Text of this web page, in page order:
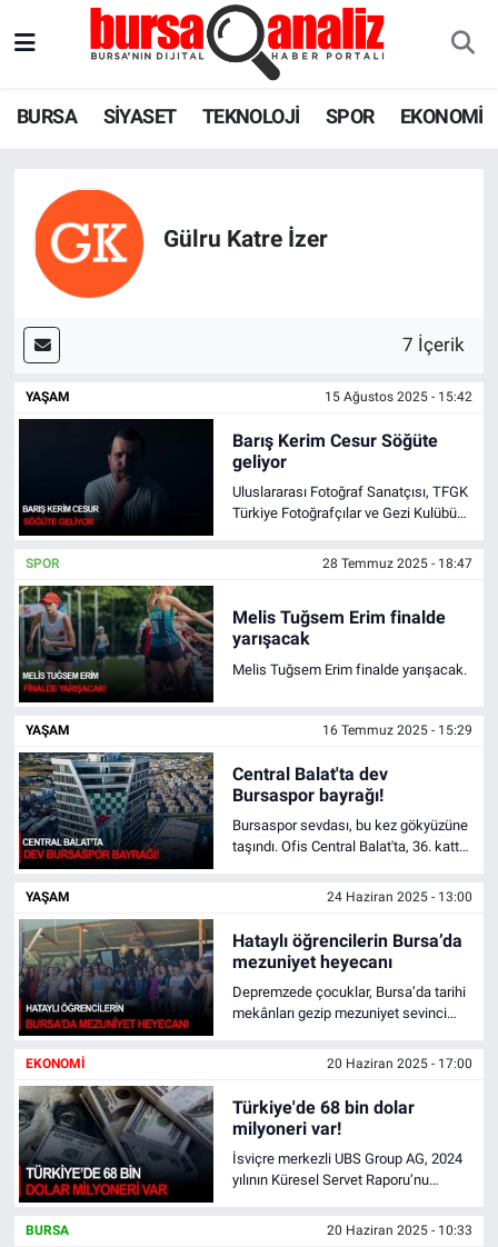
BURSA SİYASET TEKNOLOJİ SPOR EKONOMİ
Gülru Katre İzer
7 İçerik
YAŞAM 15 Ağustos 2025 - 15:42
Barış Kerim Cesur Söğüte
geliyor
Uluslararası Fotoğraf Sanatçısı, TFGK
Türkiye Fotoğrafçılar ve Gezi Kulübü
Bilecik’in Söğüt İlçesine Geliyor.
SPOR 28 Temmuz 2025 - 18:47
Melis Tuğsem Erim finalde
yarışacak
Melis Tuğsem Erim finalde yarışacak.
YAŞAM 16 Temmuz 2025 - 15:29
Central Balat'ta dev
Bursaspor bayrağı!
Bursaspor sevdası, bu kez gökyüzüne
taşındı. Ofis Central Balat'ta, 36. katta
YAŞAM 24 Haziran 2025 - 13:00
Hataylı öğrencilerin Bursa’da
mezuniyet heyecanı
Depremzede çocuklar, Bursa’da tarihi
mekânları gezip mezuniyet sevinci
EKONOMI 20 Haziran 2025 - 17:00
Türkiye'de 68 bin dolar
milyoneri var!
İsviçre merkezli UBS Group AG, 2024
yılının Küresel Servet Raporu’nu
BURSA 20 Haziran 2025 - 10:33
TEKNOLOJİ
SPOR
SAĞLIK
ASTROLOJİ
BLOG
Trafik Durumu
Süper Lig Puan Durumu ve Fikstür
Son Dakika Haberleri
Haber Arşivi